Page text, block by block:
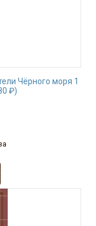
Чёрного моря 1
₽)